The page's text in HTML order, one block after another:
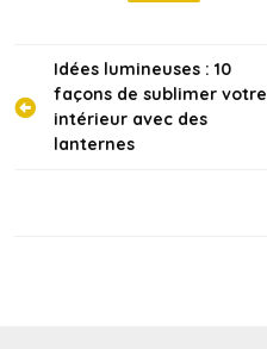
Navigation
de
l’article
Idées lumineuses : 10
façons de sublimer votre
intérieur avec des
lanternes